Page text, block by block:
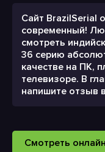
Сайт BrazilSerial
современный!
смотреть
36 серию
качестве на ПК,
телевизоре. В
напишите отзыв
Смотреть онлайн